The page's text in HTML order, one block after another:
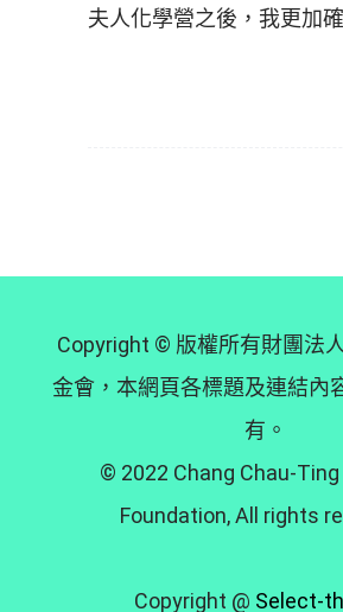
夫人化學營之後，我更加確
Copyright © 版權所有財團法
金會，本網頁各標題及連結內
有。
© 2022 Chang Chau-Ting
Foundation, All rights
Copyright @ Select-